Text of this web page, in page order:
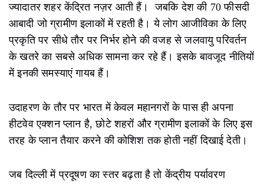
ज्यादातर शहर केंद्रित नज़र आती हैं। जबकि देश की 70 फीसदी
आबादी जो ग्रामीण इलाकों में रहती है। ये लोग आजीविका के लिए
प्रकृति पर सीधे तौर पर निर्भर होने की वजह से जलवायु परिवर्तन
के खतरे का सबसे अधिक सामना कर रहे हैं। इसके बावजूद नीतियों
में इनकी समस्याएं गायब हैं।
उदाहरण के तौर पर भारत में केवल महानगरों के पास ही अपना
हीटवेव एक्शन प्लान है, छोटे शहरों और ग्रामीण इलाकों के लिए इस
तरह के प्लान तैयार करने की कोशिश तक होती नहीं दिखाई देती।
जब दिल्ली में प्रदूषण का स्तर बढ़ता है तो केंद्रीय पर्यावरण